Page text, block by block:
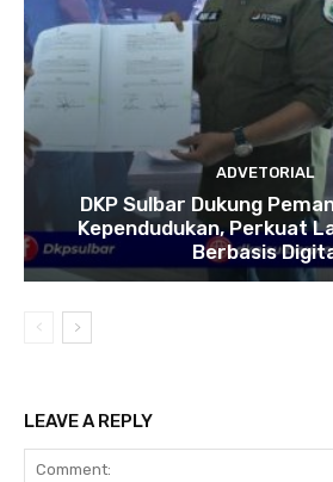
ADVETORIAL
DKP Sulbar Dukung
Kependudukan, Perkuat
Berbasis
LEAVE A REPLY